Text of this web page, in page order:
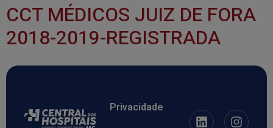
CCT MÉDICOS JUIZ DE FORA
2018-2019-REGISTRADA
Privacidade